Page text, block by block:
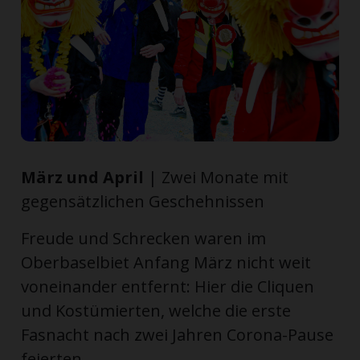
Fussball
März und April | Zwei Monate mit
gegensätzlichen Geschehnissen
Freude und Schrecken waren im
Oberbaselbiet Anfang März nicht weit
voneinander entfernt: Hier die Cliquen
und Kostümierten, welche die erste
Fasnacht nach zwei Jahren Corona-Pause